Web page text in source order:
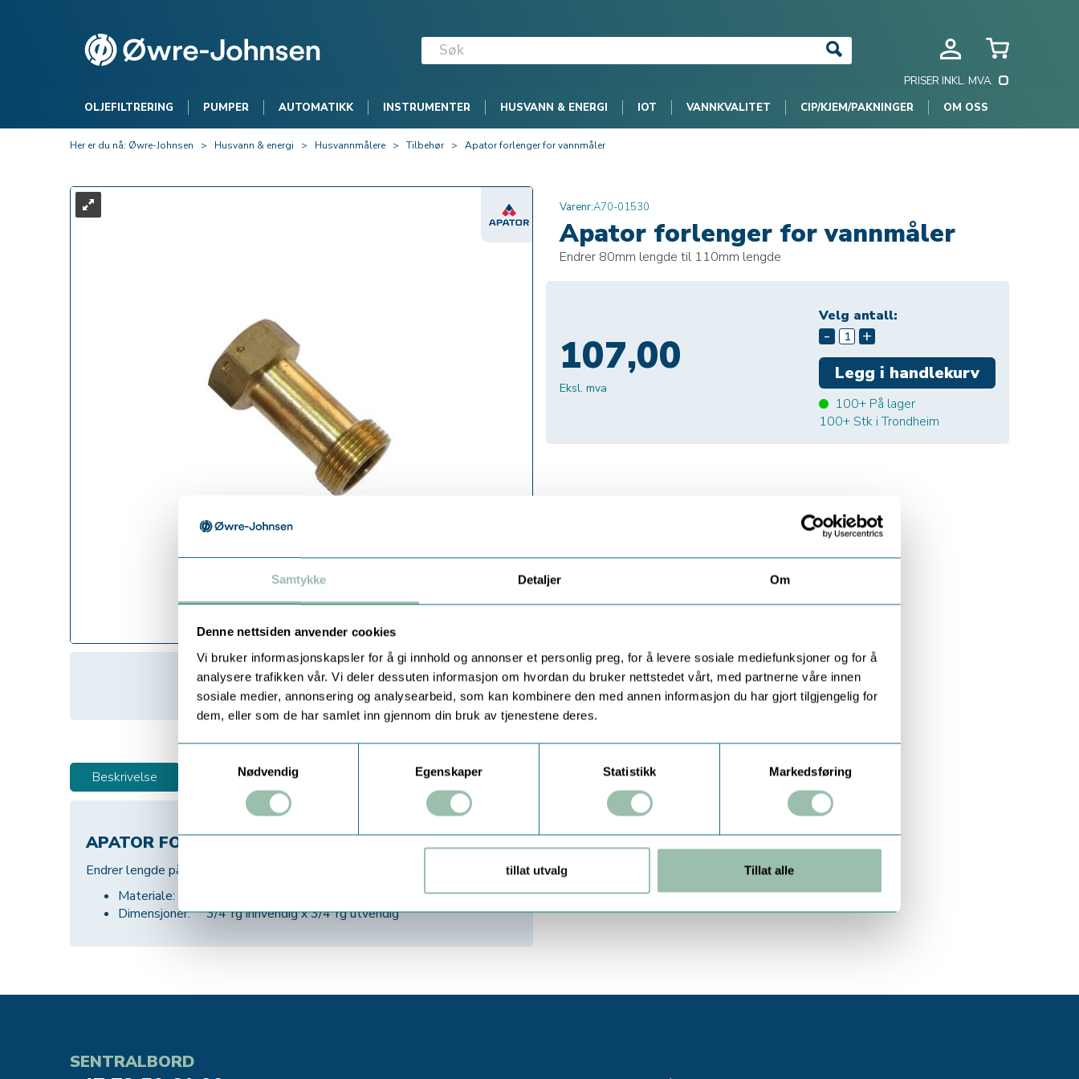
Samtykke Detaljer Om
Denne nettsiden anvender cookies
Vi bruker informasjonskapsler for å gi innhold og annonser et personlig preg, for å levere sosiale mediefunksjoner og for å
analysere trafikken vår. Vi deler dessuten informasjon om hvordan du bruker nettstedet vårt, med partnerne våre innen
sosiale medier, annonsering og analysearbeid, som kan kombinere den med annen informasjon du har gjort tilgjengelig for
dem, eller som de har samlet inn gjennom din bruk av tjenestene deres.
Nødvendig
Egenskaper Statistikk Markedsføring
tillat utvalg Tillat alle
PRISER INKL. MVA.
OLJEFILTRERING
PUMPER AUTOMATIKK INSTRUMENTER HUSVANN & ENERGI IOT VANNKVALITET CIP/KJEM/PAKNINGER OM OSS
Her er du nå: Øwre-Johnsen > Husvann & energi > Husvannmålere > Tilbehør > Apator forlenger for vannmåler
Varenr:A70-01530
Apator forlenger for vannmåler
Endrer 80mm lengde til 110mm lengde
107,00
Eksl. mva
Velg antall:
- +
100+ På lager
100+ Stk i Trondheim
Beskrivelse
APATOR FORLENGER FOR VANNMÅLER
Endrer lengde på 1/2" målere med 80mm lengde til 110mm
Materiale: Messing
Dimensjoner: 3/4"rg innvendig x 3/4"rg utvendig
SENTRALBORD